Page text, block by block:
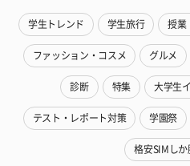
学生トレンド 学生旅行 授業
ファッション・コスメ グルメ
診断 特集 大学生
テスト・レポート対策 学園祭
格安SIMしか